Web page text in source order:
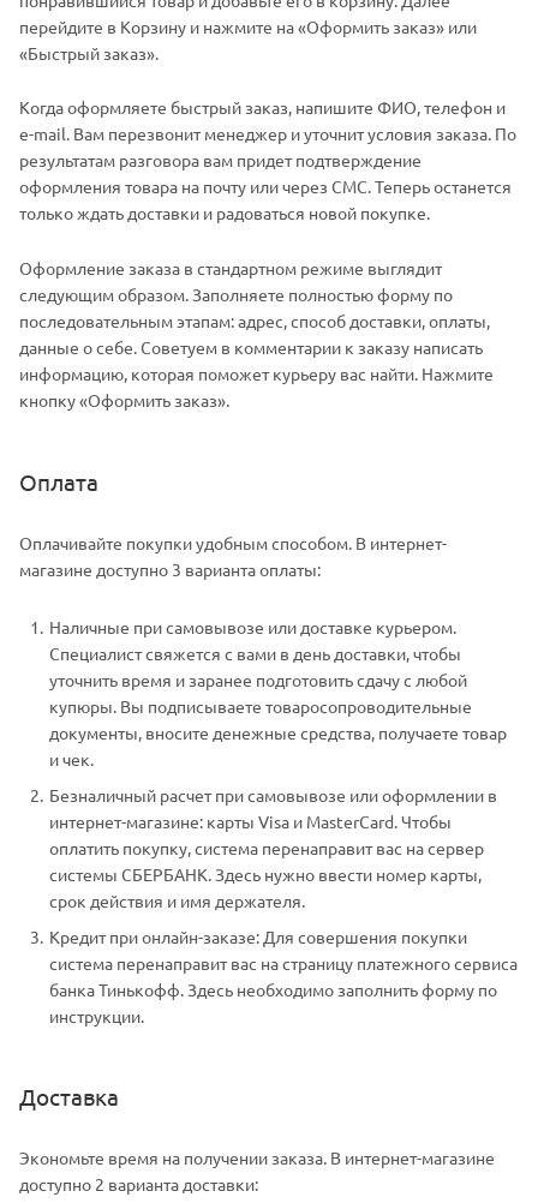
перейдите в Корзину и нажмите на «Оформить заказ» или
«Быстрый заказ».
Когда оформляете быстрый заказ, напишите ФИО, телефон и
e-mail. Вам перезвонит менеджер и уточнит условия заказа. По
результатам разговора вам придет подтверждение
оформления товара на почту или через СМС. Теперь останется
только ждать доставки и радоваться новой покупке.
Оформление заказа в стандартном режиме выглядит
следующим образом. Заполняете полностью форму по
последовательным этапам: адрес, способ доставки, оплаты,
данные о себе. Советуем в комментарии к заказу написать
информацию, которая поможет курьеру вас найти. Нажмите
кнопку «Оформить заказ».
Оплата
Оплачивайте покупки удобным способом. В интернет-
магазине доступно 3 варианта оплаты:
Наличные при самовывозе или доставке курьером.
Специалист свяжется с вами в день доставки, чтобы
уточнить время и заранее подготовить сдачу с любой
купюры. Вы подписываете товаросопроводительные
документы, вносите денежные средства, получаете товар
и чек.
Безналичный расчет при самовывозе или оформлении в
интернет-магазине: карты Visa и MasterCard. Чтобы
оплатить покупку, система перенаправит вас на сервер
системы СБЕРБАНК. Здесь нужно ввести номер карты,
срок действия и имя держателя.
Кредит при онлайн-заказе: Для совершения покупки
система перенаправит вас на страницу платежного сервиса
банка Тинькофф. Здесь необходимо заполнить форму по
инструкции.
Доставка
Экономьте время на получении заказа. В интернет-магазине
доступно 2 варианта доставки: